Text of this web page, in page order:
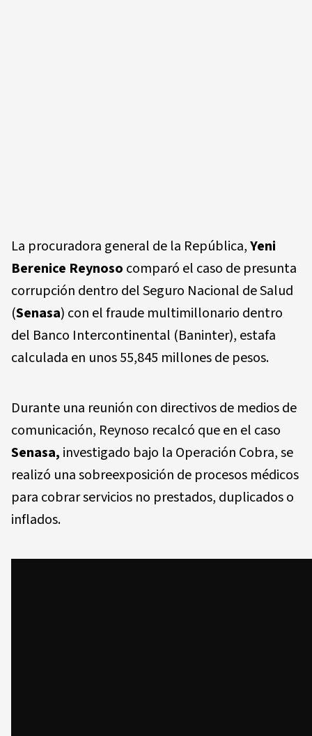
La procuradora general de la República,Yeni
Berenice Reynoso comparó el caso de presunta
corrupción dentro del Seguro Nacional de Salud
(Senasa) con el fraude multimillonario dentro
del Banco Intercontinental (Baninter), estafa
calculada en unos 55,845 millones de pesos.
Durante una reunión con directivos de medios de
comunicación, Reynoso recalcó que en el caso
Senasa, investigado bajo la Operación Cobra, se
realizó una sobreexposición de procesos médicos
para cobrar servicios no prestados, duplicados o
inflados.